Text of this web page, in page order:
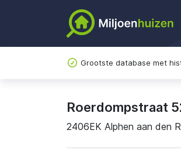
Grootste database met
Roerdompstraat
2406EK Alphen aan den